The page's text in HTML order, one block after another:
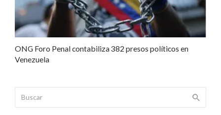
ONG Foro Penal contabiliza 382 presos políticos en
Venezuela